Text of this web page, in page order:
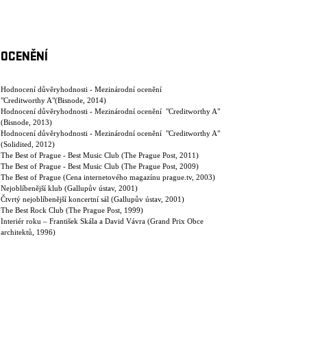
OCENĚNÍ
Hodnocení důvěryhodnosti - Mezinárodní ocenění
"Creditworthy A"(Bisnode, 2014)
Hodnocení důvěryhodnosti - Mezinárodní ocenění "Creditworthy A"
(Bisnode, 2013)
Hodnocení důvěryhodnosti - Mezinárodní ocenění "Creditworthy A"
(Solidited, 2012)
The Best of Prague - Best Music Club (The Prague Post, 2011)
The Best of Prague - Best Music Club (The Prague Post, 2009)
The Best of Prague (Cena internetového magazínu prague.tv, 2003)
Nejoblíbenější klub (Gallupův ústav, 2001)
Čtvrtý nejoblíbenější koncertní sál (Gallupův ústav, 2001)
The Best Rock Club (The Prague Post, 1999)
Interiér roku – František Skála a David Vávra (Grand Prix Obce
architektů, 1996)